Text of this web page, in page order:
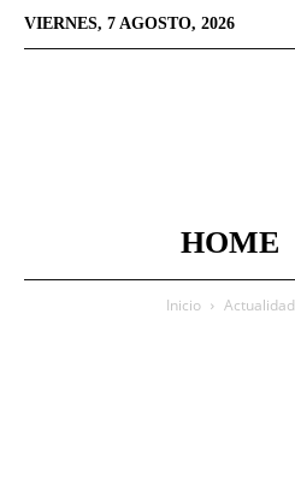
VIERNES, 7 AGOSTO, 2026
HOME
Inicio Actualidad